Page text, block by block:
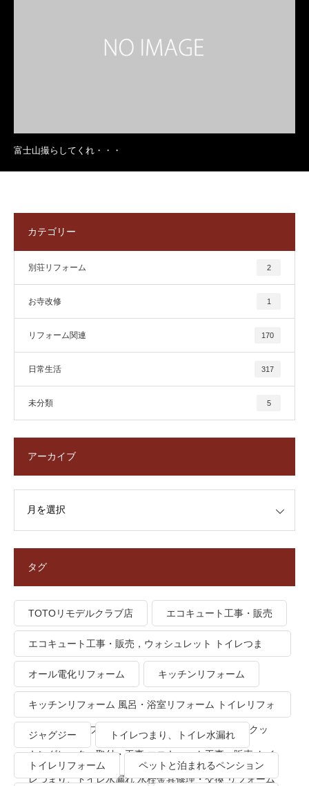
富士山撮らしてくれ・・・
カテゴリー
別荘リフォーム 2
お寺改修 1
リフォーム関連 170
日常生活 317
未分類 5
アーカイブ
タグ
TOTOリモデルクラブ店 エコキュート工事・販売
エコキュート工事・販売，ウォシュレット トイレつま
り、トイレ水漏れ
オール電化リフォーム キッチンリフォーム
キッチンリフォーム 風呂・浴室リフォーム トイレリフォ
ーム 洗面所リフォーム オール電化リフォーム ＩＨクッ
キングヒーター取付・工事 エコキュート工事・販売 トイ
レつまり、トイレ水漏れ 水栓金具修理・交換 リフォーム
ジャグジー トイレつまり、トイレ水漏れ
トイレリフォーム ペットと泊まれるペンション